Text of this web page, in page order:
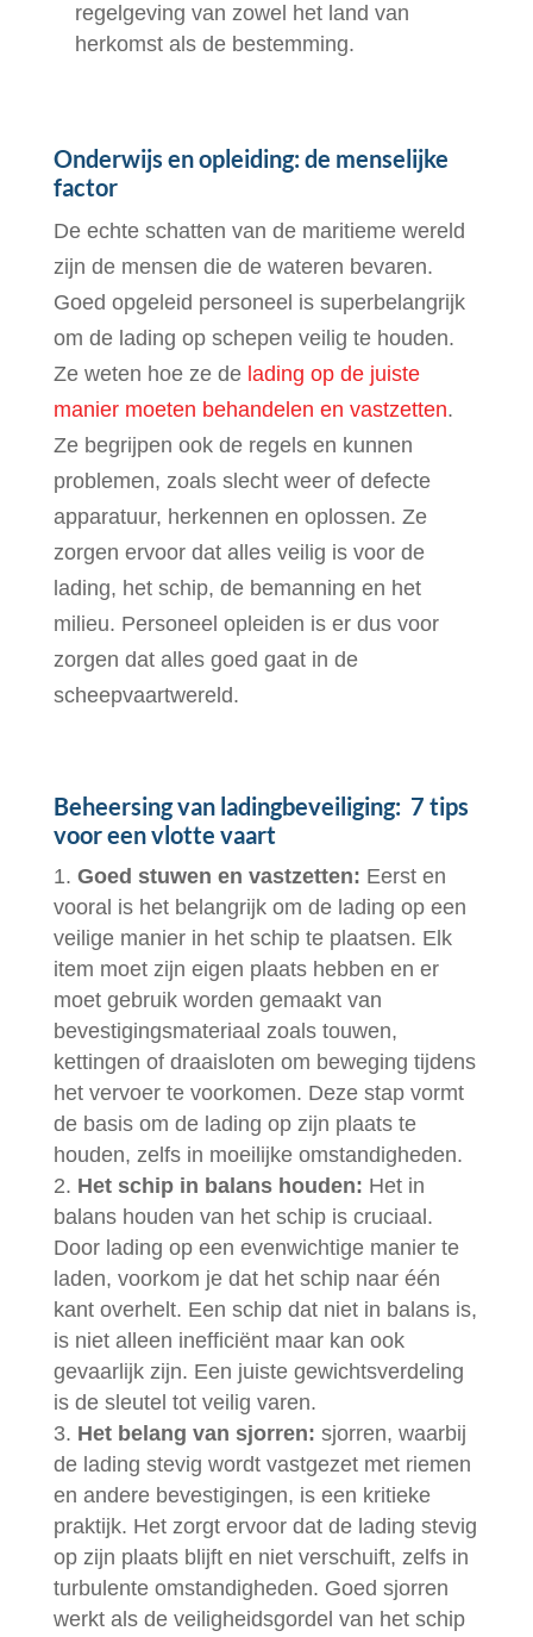
regelgeving van zowel het land van
herkomst als de bestemming.
Onderwijs en opleiding: de menselijke
factor
De echte schatten van de maritieme wereld
zijn de mensen die de wateren bevaren.
Goed opgeleid personeel is superbelangrijk
om de lading op schepen veilig te houden.
Ze weten hoe ze de lading op de juiste
manier moeten behandelen en vastzetten.
Ze begrijpen ook de regels en kunnen
problemen, zoals slecht weer of defecte
apparatuur, herkennen en oplossen. Ze
zorgen ervoor dat alles veilig is voor de
lading, het schip, de bemanning en het
milieu. Personeel opleiden is er dus voor
zorgen dat alles goed gaat in de
scheepvaartwereld.
Beheersing van ladingbeveiliging: 7 tips
voor een vlotte vaart
Goed stuwen en vastzetten: Eerst en
vooral is het belangrijk om de lading op een
veilige manier in het schip te plaatsen. Elk
item moet zijn eigen plaats hebben en er
moet gebruik worden gemaakt van
bevestigingsmateriaal zoals touwen,
kettingen of draaisloten om beweging tijdens
het vervoer te voorkomen. Deze stap vormt
de basis om de lading op zijn plaats te
houden, zelfs in moeilijke omstandigheden.
Het schip in balans houden: Het in
balans houden van het schip is cruciaal.
Door lading op een evenwichtige manier te
laden, voorkom je dat het schip naar één
kant overhelt. Een schip dat niet in balans is,
is niet alleen inefficiënt maar kan ook
gevaarlijk zijn. Een juiste gewichtsverdeling
is de sleutel tot veilig varen.
Het belang van sjorren: sjorren, waarbij
de lading stevig wordt vastgezet met riemen
en andere bevestigingen, is een kritieke
praktijk. Het zorgt ervoor dat de lading stevig
op zijn plaats blijft en niet verschuift, zelfs in
turbulente omstandigheden. Goed sjorren
werkt als de veiligheidsgordel van het schip